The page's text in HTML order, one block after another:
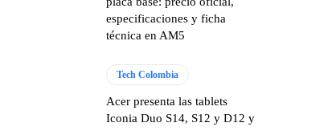
especificaciones y ficha
técnica en AM5
Tech Colombia
Acer presenta las tablets
Iconia Duo S14, S12 y D12 y